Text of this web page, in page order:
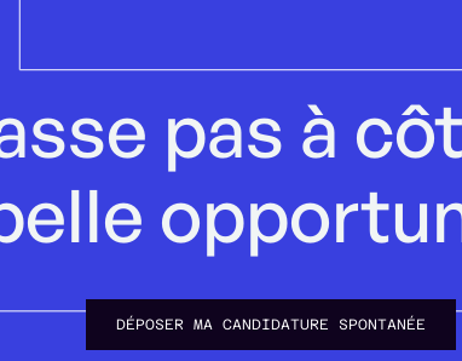
pas à
DÉPOSER MA CANDIDATURE SPONTANÉE